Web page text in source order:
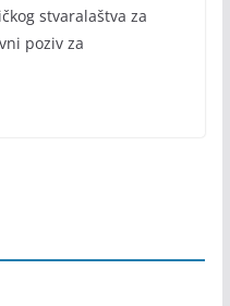
stvaralaštva za
poziv za